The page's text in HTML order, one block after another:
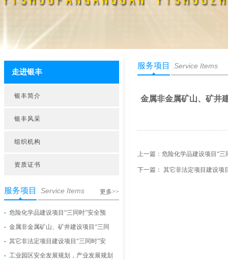
走进银丰
银丰简介
银丰风采
组织机构
资质证书
服务项目 Service Items 更多>>
危险化学品建设项目“三同时”安全预
金属非金属矿山、矿井建设项目“三同
其它非法定项目建设项目“三同时”安
工业园区安全发展规划，产业发展规划
服务项目 Service Items
金属非金属矿山、矿井
上一篇： 危险化学品建设项目“
下一篇： 其它非法定项目建设项